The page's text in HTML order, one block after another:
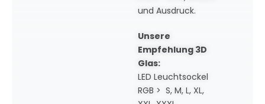
und Ausdruck.
Unsere
Empfehlung 3D
Glas:
LED Leuchtsockel
RGB > S, M, L, XL,